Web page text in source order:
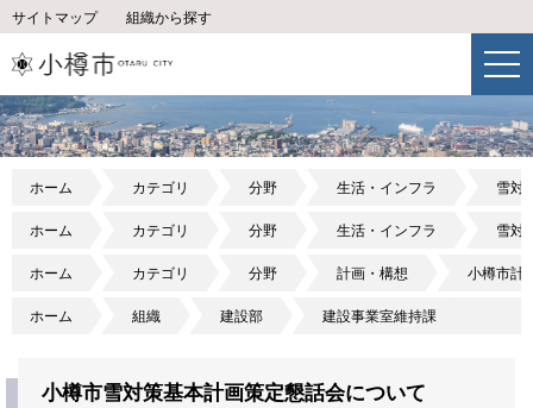
サイトマップ 組織から探す
ホーム カテゴリ 分野 生活・インフラ 雪対
ホーム カテゴリ 分野 生活・インフラ 雪対
ホーム カテゴリ 分野 計画・構想 小樽市計
ホーム 組織 建設部 建設事業室維持課
小樽市雪対策基本計画策定懇話会について